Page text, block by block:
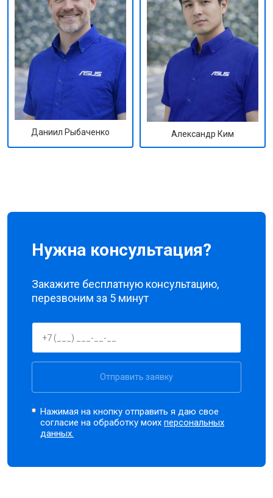
Даниил Рыбаченко Александр Ким
Нужна консультация?
Закажите бесплатную консультацию,
перезвоним за 5 минут
Отправить заявку
Нажимая на кнопку отправить я даю свое
согласие на обработку моихперсональных
данных.